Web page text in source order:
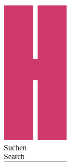
Suchen
Search